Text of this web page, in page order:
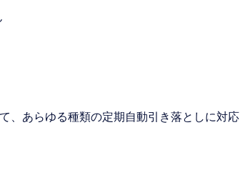
て、あらゆる種類の定期自動引き落としに対応